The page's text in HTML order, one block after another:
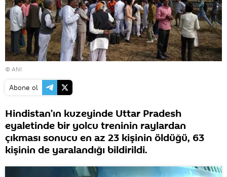
© ANI
Abone ol
Hindistan’ın kuzeyinde Uttar Pradesh
eyaletinde bir yolcu treninin raylardan
çıkması sonucu en az 23 kişinin öldüğü, 63
kişinin de yaralandığı bildirildi.